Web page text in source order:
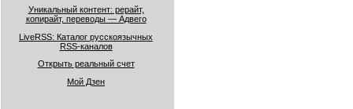
Уникальный контент: рерайт,
копирайт, переводы — Адвего
LiveRSS: Каталог русскоязычных
RSS-каналов
Открыть реальный счет
Мой Дзен